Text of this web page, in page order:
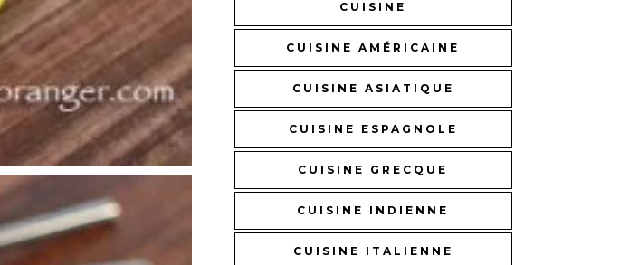
CUISINE
CUISINE AMÉRICAINE
CUISINE ASIATIQUE
CUISINE ESPAGNOLE
CUISINE GRECQUE
CUISINE INDIENNE
CUISINE ITALIENNE